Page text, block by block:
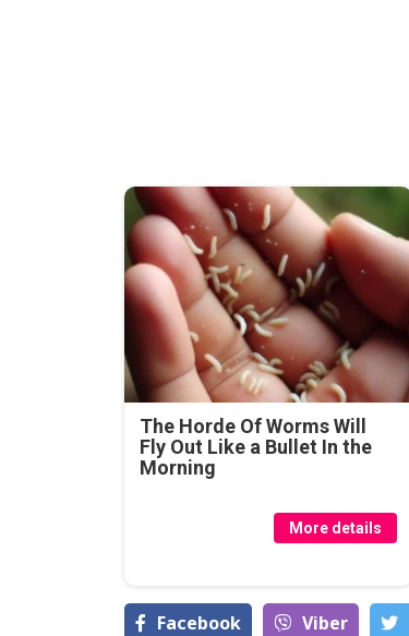
The Horde Of Worms Will
Fly Out Like a Bullet In the
Morning
More details
Facebook Viber